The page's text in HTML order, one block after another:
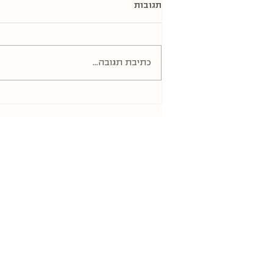
תגובות
כתיבת תגובה...